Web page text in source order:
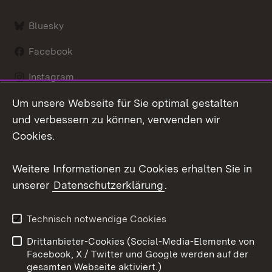
Bluesky
Facebook
Instagram
LinkedIn
Datenschutz
Barrierefreiheit
Impressum
Cookies
Um unsere Webseite für Sie optimal gestalten
und verbessern zu können, verwenden wir
Cookies.
Weitere Informationen zu Cookies erhalten Sie in
unserer Datenschutzerklärung.
Technisch notwendige Cookies
Drittanbieter-Cookies (Social-Media-Elemente von
Facebook, X / Twitter und Google werden auf der
gesamten Webseite aktiviert.)